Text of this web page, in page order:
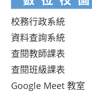
校務行政系統
資料查詢系統
查閱教師課表
查閱班級課表
Google Meet 教室